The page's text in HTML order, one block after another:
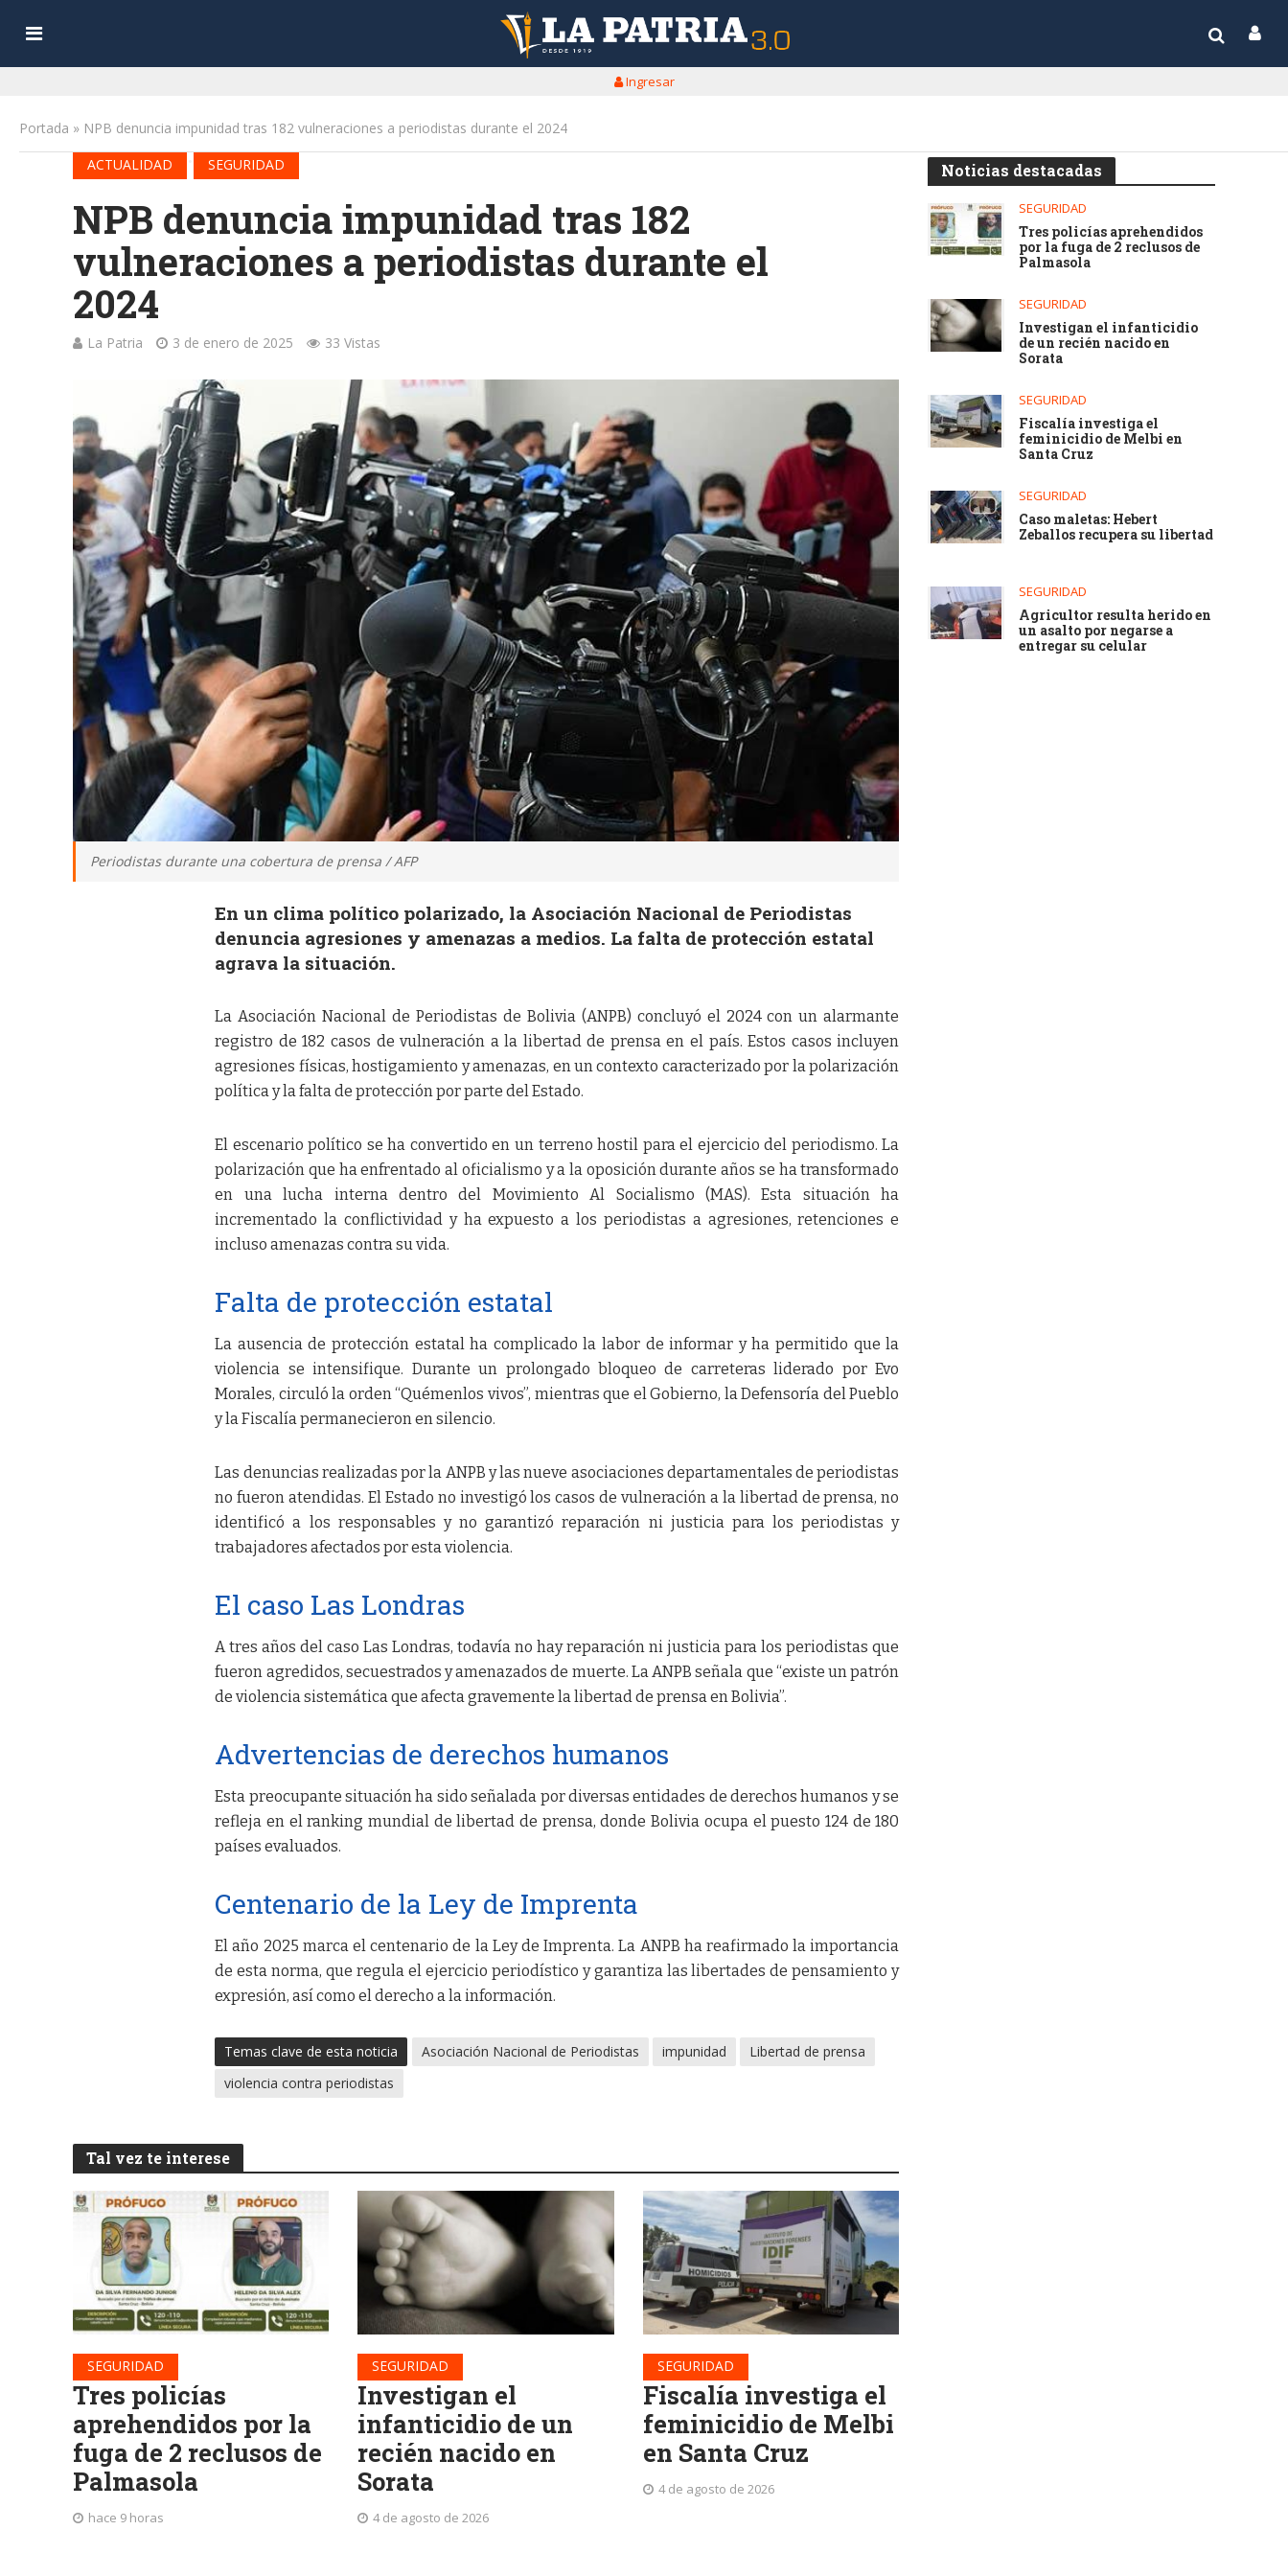
Ingresar
Portada » NPB denuncia impunidad tras 182 vulneraciones a periodistas durante el 2024
ACTUALIDAD
SEGURIDAD
NPB denuncia impunidad tras 182
vulneraciones a periodistas durante el
2024
La Patria 3 de enero de 2025 33 Vistas
Periodistas durante una cobertura de prensa / AFP
En un clima político polarizado, la Asociación Nacional de Periodistas
denuncia agresiones y amenazas a medios. La falta de protección estatal
agrava la situación.
La Asociación Nacional de Periodistas de Bolivia (ANPB) concluyó el 2024 con un alarmante
registro de 182 casos de vulneración a la libertad de prensa en el país. Estos casos incluyen
agresiones físicas, hostigamiento y amenazas, en un contexto caracterizado por la polarización
política y la falta de protección por parte del Estado.
El escenario político se ha convertido en un terreno hostil para el ejercicio del periodismo. La
polarización que ha enfrentado al oficialismo y a la oposición durante años se ha transformado
en una lucha interna dentro del Movimiento Al Socialismo (MAS). Esta situación ha
incrementado la conflictividad y ha expuesto a los periodistas a agresiones, retenciones e
incluso amenazas contra su vida.
Falta de protección estatal
La ausencia de protección estatal ha complicado la labor de informar y ha permitido que la
violencia se intensifique. Durante un prolongado bloqueo de carreteras liderado por Evo
Morales, circuló la orden “Quémenlos vivos”, mientras que el Gobierno, la Defensoría del Pueblo
y la Fiscalía permanecieron en silencio.
Las denuncias realizadas por la ANPB y las nueve asociaciones departamentales de periodistas
no fueron atendidas. El Estado no investigó los casos de vulneración a la libertad de prensa, no
identificó a los responsables y no garantizó reparación ni justicia para los periodistas y
trabajadores afectados por esta violencia.
El caso Las Londras
A tres años del caso Las Londras, todavía no hay reparación ni justicia para los periodistas que
fueron agredidos, secuestrados y amenazados de muerte. La ANPB señala que “existe un patrón
de violencia sistemática que afecta gravemente la libertad de prensa en Bolivia”.
Advertencias de derechos humanos
Esta preocupante situación ha sido señalada por diversas entidades de derechos humanos y se
refleja en el ranking mundial de libertad de prensa, donde Bolivia ocupa el puesto 124 de 180
países evaluados.
Centenario de la Ley de Imprenta
El año 2025 marca el centenario de la Ley de Imprenta. La ANPB ha reafirmado la importancia
de esta norma, que regula el ejercicio periodístico y garantiza las libertades de pensamiento y
expresión, así como el derecho a la información.
Temas clave de esta noticia Asociación Nacional de Periodistas impunidad
Libertad de prensa
violencia contra periodistas
Tal vez te interese
SEGURIDAD
Tres policías
aprehendidos por la
fuga de 2 reclusos de
Palmasola
hace 9 horas
SEGURIDAD
Investigan el
infanticidio de un
recién nacido en
Sorata
4 de agosto de 2026
SEGURIDAD
Fiscalía investiga el
feminicidio de Melbi
en Santa Cruz
4 de agosto de 2026
Noticias destacadas
SEGURIDAD
Tres policías aprehendidos
por la fuga de 2 reclusos de
Palmasola
SEGURIDAD
Investigan el infanticidio
de un recién nacido en
Sorata
SEGURIDAD
Fiscalía investiga el
feminicidio de Melbi en
Santa Cruz
SEGURIDAD
Caso maletas: Hebert
Zeballos recupera su libertad
SEGURIDAD
Agricultor resulta herido en
un asalto por negarse a
entregar su celular